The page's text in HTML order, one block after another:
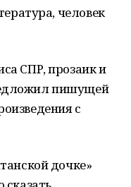
человек
СПР, прозаик и
пишущей
с
дочке»